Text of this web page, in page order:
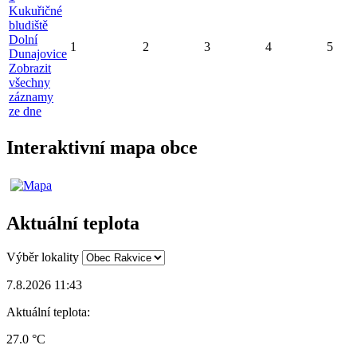
Kukuřičné
bludiště
Dolní
Dunajovice
Zobrazit
všechny
záznamy
ze dne
1 2 3 4 5
Interaktivní mapa obce
Aktuální teplota
Výběr lokality
7.8.2026 11:43
Aktuální teplota:
27.0 °C